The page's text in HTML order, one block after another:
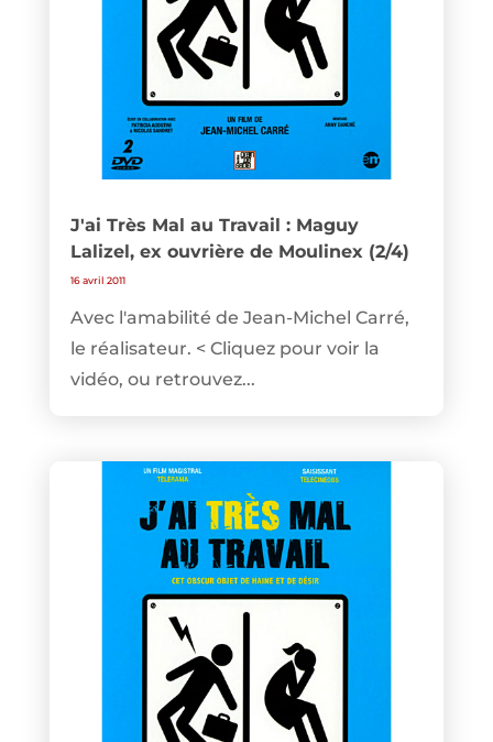
J'ai Très Mal au Travail : Maguy
Lalizel, ex ouvrière de Moulinex (2/4)
16 avril 2011
Avec l'amabilité de Jean-Michel Carré,
le réalisateur. < Cliquez pour voir la
vidéo, ou retrouvez...